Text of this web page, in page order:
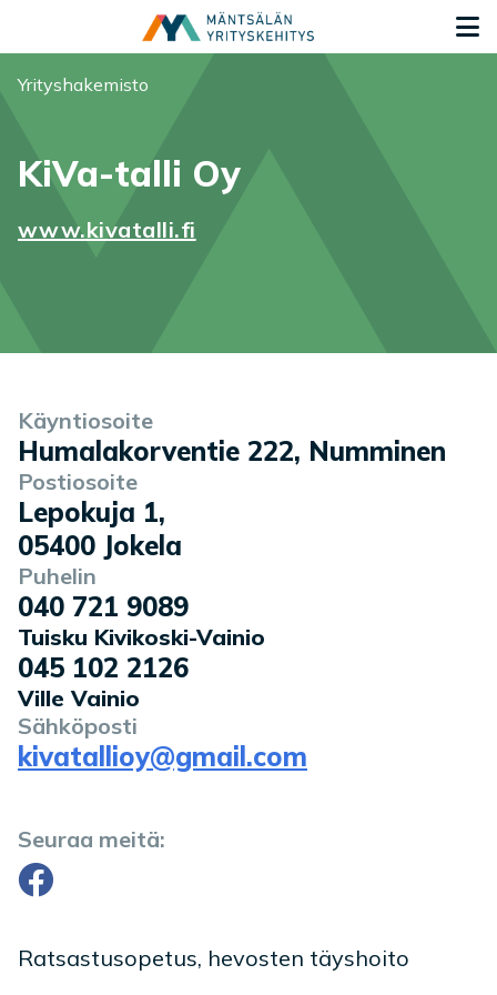
Olet tässä:
Yrityshakemisto
KiVa-talli Oy
www.kivatalli.fi
Yrityksen tiedot
Käyntiosoite
Humalakorventie 222, Numminen
Postiosoite
Lepokuja 1,
05400 Jokela
Puhelin
040 721 9089
Tuisku Kivikoski-Vainio
045 102 2126
Ville Vainio
Sähköposti
kivatallioy@gmail.com
Seuraa meitä:
Facebook
Palvelukuvaus
Ratsastusopetus, hevosten täyshoito